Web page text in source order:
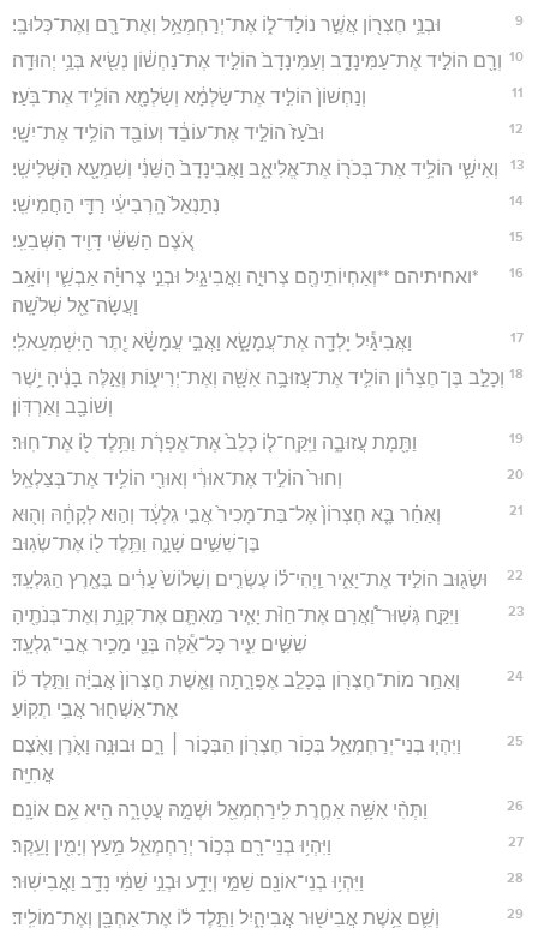
9 וּבְנֵ֥י חֶצְר֖וֹן אֲשֶׁ֣ר נוֹלַד־ל֑וֹ אֶת־יְרַחְמְאֵ֥ל וְאֶת־רָ֖ם וְאֶת־כְּלוּבָֽי׃
10 וְרָ֖ם הוֹלִ֣יד אֶת־עַמִּינָדָ֑ב וְעַמִּינָדָב֙ הוֹלִ֣יד אֶת־נַחְשׁ֔וֹן נְשִׂ֖יא בְּנֵ֥י יְהוּדָֽה׃
11 וְנַחְשׁוֹן֙ הוֹלִ֣יד אֶת־שַׂלְמָ֔א וְשַׂלְמָ֖א הוֹלִ֥יד אֶת־בֹּֽעַז׃
12 וּבֹ֙עַז֙ הוֹלִ֣יד אֶת־עוֹבֵ֔ד וְעוֹבֵ֖ד הוֹלִ֥יד אֶת־יִשָֽׁי׃
13 וְאִישַׁ֛י הוֹלִ֥יד אֶת־בְּכֹר֖וֹ אֶת־אֱלִיאָ֑ב וַאֲבִינָדָב֙ הַשֵּׁנִ֔י וְשִׁמְעָ֖א הַשְּׁלִישִֽׁי׃
14 נְתַנְאֵל֙ הָֽרְבִיעִ֔י רַדַּ֖י הַחֲמִישִֽׁי׃
15 אֹ֚צֶם הַשִּׁשִּׁ֔י דָּוִ֖יד הַשְּׁבִעִֽי׃
16
*ואחיתיהם **וְאַחְיוֹתֵיהֶ֖ם צְרוּיָ֣ה וַאֲבִיגָ֑יִל וּבְנֵ֣י צְרוּיָ֗ה אַבְשַׁ֛י וְיוֹאָ֥ב
וַעֲשָׂה־אֵ֖ל שְׁלֹשָֽׁה׃
17 וַאֲבִיגַ֕יִל יָלְדָ֖ה אֶת־עֲמָשָׂ֑א וַאֲבִ֣י עֲמָשָׂ֔א יֶ֖תֶר הַיִּשְׁמְעֵאלִֽי׃
18 וְכָלֵ֣ב בֶּן־חֶצְר֗וֹן הוֹלִ֛יד אֶת־עֲזוּבָ֥ה אִשָּׁ֖ה וְאֶת־יְרִיע֑וֹת וְאֵ֣לֶּה בָנֶ֔יהָ יֵ֥שֶׁר
וְשׁוֹבָ֖ב וְאַרְדּֽוֹן׃
19 וַתָּ֖מָת עֲזוּבָ֑ה וַיִּֽקַּֽח־ל֤וֹ כָלֵב֙ אֶת־אֶפְרָ֔ת וַתֵּ֥לֶד ל֖וֹ אֶת־חֽוּר׃
20 וְחוּר֙ הוֹלִ֣יד אֶת־אוּרִ֔י וְאוּרִ֖י הוֹלִ֥יד אֶת־בְּצַלְאֵֽל׃
21
וְאַחַ֗ר בָּ֤א חֶצְרוֹן֙ אֶל־בַּת־מָכִיר֙ אֲבִ֣י גִלְעָ֔ד וְה֣וּא לְקָחָ֔הּ וְה֖וּא
בֶּן־שִׁשִּׁ֣ים שָׁנָ֑ה וַתֵּ֥לֶד ל֖וֹ אֶת־שְׂגֽוּב׃
22 וּשְׂג֖וּב הוֹלִ֣יד אֶת־יָאִ֑יר וַֽיְהִי־ל֗וֹ עֶשְׂרִ֤ים וְשָׁלוֹשׁ֙ עָרִ֔ים בְּאֶ֖רֶץ הַגִּלְעָֽד׃
23
וַיִּקַּ֣ח גְּשֽׁוּר־וַ֠אֲרָם אֶת־חַוֺּ֨ת יָאִ֧יר מֵאִתָּ֛ם אֶת־קְנָ֥ת וְאֶת־בְּנֹתֶ֖יהָ
שִׁשִּׁ֣ים עִ֑יר כָּל־אֵ֕לֶּה בְּנֵ֖י מָכִ֥יר אֲבִי־גִלְעָֽד׃
24
וְאַחַ֥ר מוֹת־חֶצְר֖וֹן בְּכָלֵ֣ב אֶפְרָ֑תָה וְאֵ֤שֶׁת חֶצְרוֹן֙ אֲבִיָּ֔ה וַתֵּ֣לֶד ל֔וֹ
אֶת־אַשְׁח֖וּר אֲבִ֥י תְקֽוֹעַ׃
25
וַיִּהְי֧וּ בְנֵי־יְרַחְמְאֵ֛ל בְּכ֥וֹר חֶצְר֖וֹן הַבְּכ֣וֹר ׀ רָ֑ם וּבוּנָ֥ה וָאֹ֛רֶן וָאֹ֖צֶם
אֲחִיָּֽה׃
26 וַתְּהִ֨י אִשָּׁ֥ה אַחֶ֛רֶת לִֽירַחְמְאֵ֖ל וּשְׁמָ֣הּ עֲטָרָ֑ה הִ֖יא אֵ֥ם אוֹנָֽם׃
27 וַיִּהְי֥וּ בְנֵי־רָ֖ם בְּכ֣וֹר יְרַחְמְאֵ֑ל מַ֥עַץ וְיָמִ֖ין וָעֵֽקֶר׃
28 וַיִּהְי֥וּ בְנֵי־אוֹנָ֖ם שַׁמַּ֣י וְיָדָ֑ע וּבְנֵ֣י שַׁמַּ֔י נָדָ֖ב וַאֲבִישֽׁוּר׃
29 וְשֵׁ֛ם אֵ֥שֶׁת אֲבִישׁ֖וּר אֲבִיהָ֑יִל וַתֵּ֣לֶד ל֔וֹ אֶת־אַחְבָּ֖ן וְאֶת־מוֹלִֽיד׃